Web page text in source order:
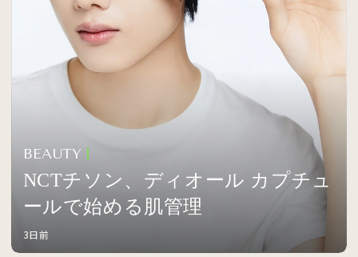
BEAUTY
NCTチソン、ディオール カプチュ
ールで始める肌管理
3日前